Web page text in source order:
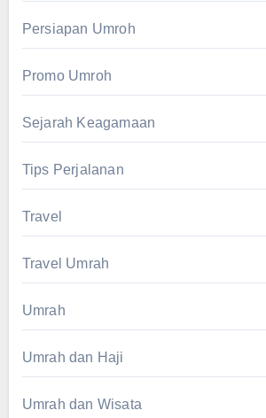
Persiapan Umroh
Promo Umroh
Sejarah Keagamaan
Tips Perjalanan
Travel
Travel Umrah
Umrah
Umrah dan Haji
Umrah dan Wisata